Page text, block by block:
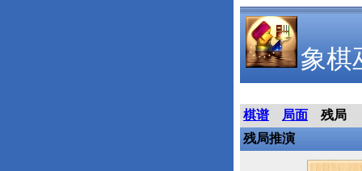
象棋
棋谱 局面
残局
残局推演